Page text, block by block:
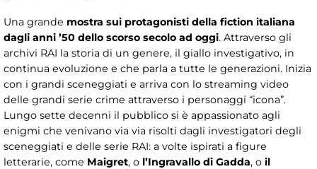
Una grande mostra sui protagonisti della fiction italiana
dagli anni ’50 dello scorso secolo ad oggi. Attraverso gli
archivi RAI la storia di un genere, il giallo investigativo, in
continua evoluzione e che parla a tutte le generazioni. Inizia
con i grandi sceneggiati e arriva con lo streaming video
delle grandi serie crime attraverso i personaggi “icona”.
Lungo sette decenni il pubblico si è appassionato agli
enigmi che venivano via via risolti dagli investigatori degli
sceneggiati e delle serie RAI: a volte ispirati a figure
letterarie, come Maigret, o l’Ingravallo di Gadda, o il